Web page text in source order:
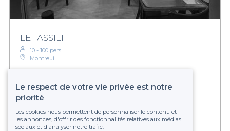
LE TASSILI
10 - 100 pers.
Montreuil
Établissement non réservable
Le respect de votre vie privée est notre
priorité
Les cookies nous permettent de personnaliser le contenu et
les annonces, d'offrir des fonctionnalités relatives aux médias
sociaux et d'analyser notre trafic.